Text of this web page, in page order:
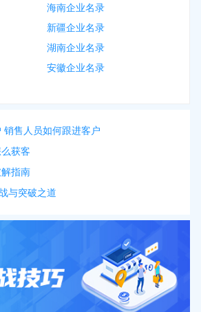
海南企业名录
新疆企业名录
湖南企业名录
安徽企业名录
销售人员如何跟进客户
获客
指南
与突破之道